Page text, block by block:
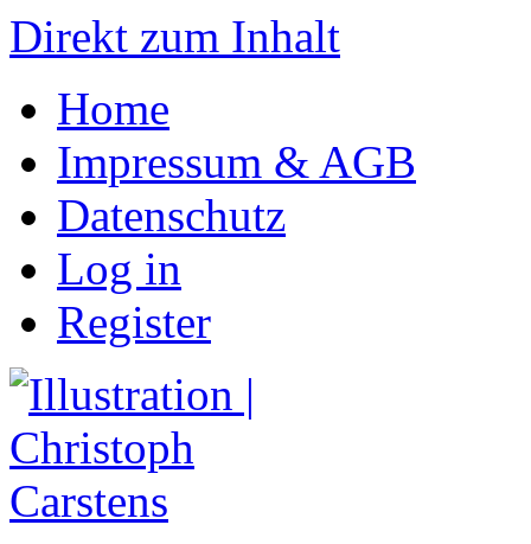
Direkt zum Inhalt
Home
Impressum & AGB
Datenschutz
Log in
Register